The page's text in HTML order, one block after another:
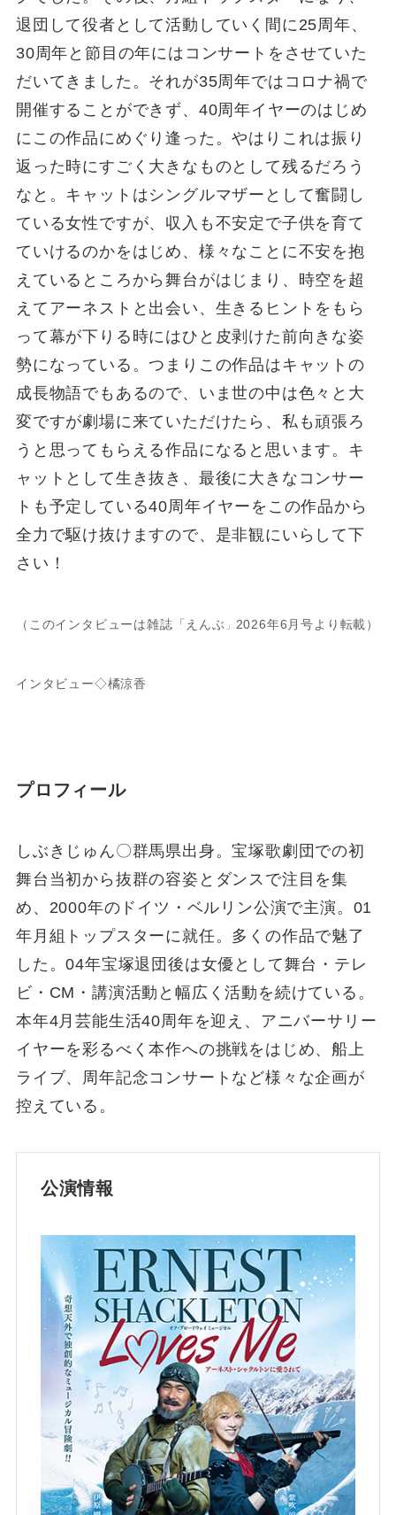
退団して役者として活動していく間に25周年、
30周年と節目の年にはコンサートをさせていた
だいてきました。それが35周年ではコロナ禍で
開催することができず、40周年イヤーのはじめ
にこの作品にめぐり逢った。やはりこれは振り
返った時にすごく大きなものとして残るだろう
なと。キャットはシングルマザーとして奮闘し
ている女性ですが、収入も不安定で子供を育て
ていけるのかをはじめ、様々なことに不安を抱
えているところから舞台がはじまり、時空を超
えてアーネストと出会い、生きるヒントをもら
って幕が下りる時にはひと皮剥けた前向きな姿
勢になっている。つまりこの作品はキャットの
成長物語でもあるので、いま世の中は色々と大
変ですが劇場に来ていただけたら、私も頑張ろ
うと思ってもらえる作品になると思います。キ
ャットとして生き抜き、最後に大きなコンサー
トも予定している40周年イヤーをこの作品から
全力で駆け抜けますので、是非観にいらして下
さい！
（このインタビューは雑誌「えんぶ 」 2026年6月号より転載）
インタビュー◇橘涼香
プロフィール
しぶきじゅん〇群馬県出身。宝塚歌劇団での初
舞台当初から抜群の容姿とダンスで注目を集
め、2000年のドイツ・ベルリン公演で主演。01
年月組トップスターに就任。多くの作品で魅了
した。04年宝塚退団後は女優として舞台・テレ
ビ・CM・講演活動と幅広く活動を続けている。
本年4月芸能生活40周年を迎え、アニバーサリー
イヤーを彩るべく本作への挑戦をはじめ、船上
ライブ、周年記念コンサートなど様々な企画が
控えている。
公演情報